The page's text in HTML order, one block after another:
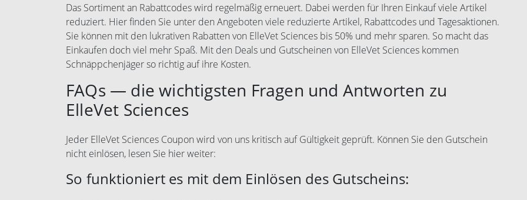
Das Sortiment an Rabattcodes wird regelmäßig erneuert. Dabei werden für Ihren Einkauf viele Artikel
reduziert. Hier finden Sie unter den Angeboten viele reduzierte Artikel, Rabattcodes und Tagesaktionen.
Sie können mit den lukrativen Rabatten von ElleVet Sciences bis 50% und mehr sparen. So macht das
Einkaufen doch viel mehr Spaß. Mit den Deals und Gutscheinen von ElleVet Sciences kommen
Schnäppchenjäger so richtig auf ihre Kosten.
FAQs — die wichtigsten Fragen und Antworten zu
ElleVet Sciences
Jeder ElleVet Sciences Coupon wird von uns kritisch auf Gültigkeit geprüft. Können Sie den Gutschein
nicht einlösen, lesen Sie hier weiter:
So funktioniert es mit dem Einlösen des Gutscheins: